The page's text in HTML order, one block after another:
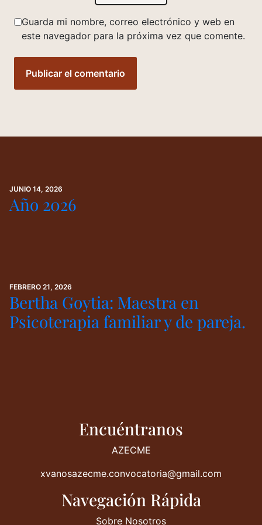
Guarda mi nombre, correo electrónico y web en
este navegador para la próxima vez que comente.
JUNIO 14, 2026
Año 2026
FEBRERO 21, 2026
Bertha Goytia: Maestra en
Psicoterapia familiar y de pareja.
Encuéntranos
AZECME
xvanosazecme.convocatoria@gmail.com
Navegación Rápida
Sobre Nosotros